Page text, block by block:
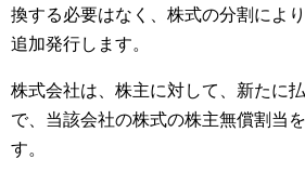
換する必要はなく、株式の分割によ
追加発行します。
株式会社は、株主に対して、新たに
で、当該会社の株式の株主無償割当
す。